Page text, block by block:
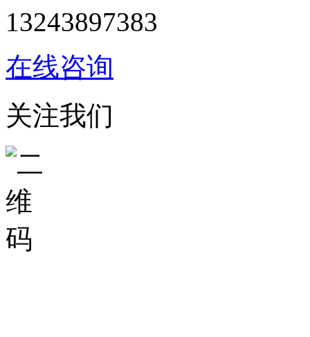
13243897383
在线咨询
关注我们